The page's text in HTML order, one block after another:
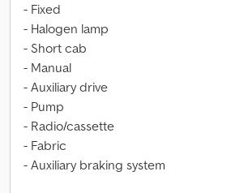
- Fixed
- Halogen lamp
- Short cab
- Manual
- Auxiliary drive
- Pump
- Radio/cassette
- Fabric
- Auxiliary braking system